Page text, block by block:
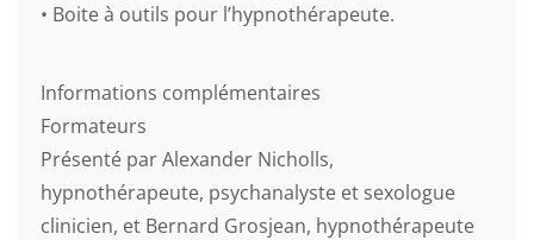
• Boite à outils pour l’hypnothérapeute.
Informations complémentaires
Formateurs
Présenté par Alexander Nicholls,
hypnothérapeute, psychanalyste et sexologue
clinicien, et Bernard Grosjean, hypnothérapeute